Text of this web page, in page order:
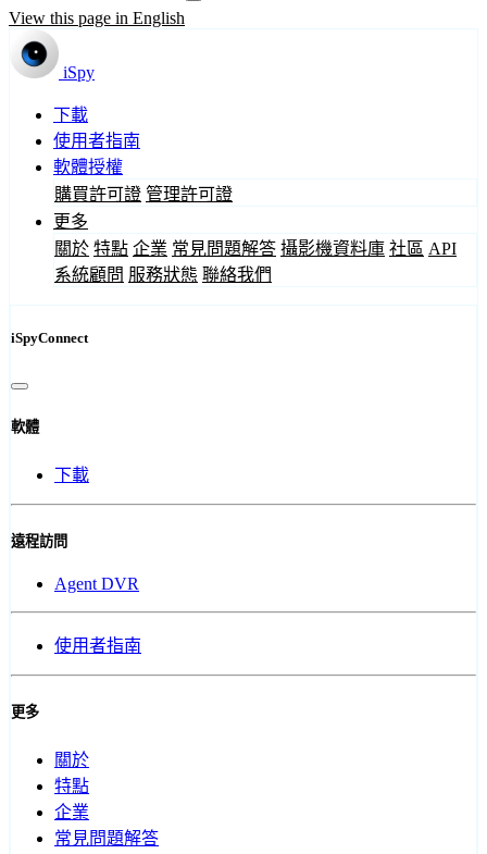
View this page in English
iSpy
下載
使用者指南
軟體授權
購買許可證 管理許可證
更多
關於 特點 企業 常見問題解答 攝影機資料庫 社區 API
系統顧問 服務狀態 聯絡我們
iSpyConnect
軟體
下載
遠程訪問
Agent DVR
使用者指南
更多
關於
特點
企業
常見問題解答